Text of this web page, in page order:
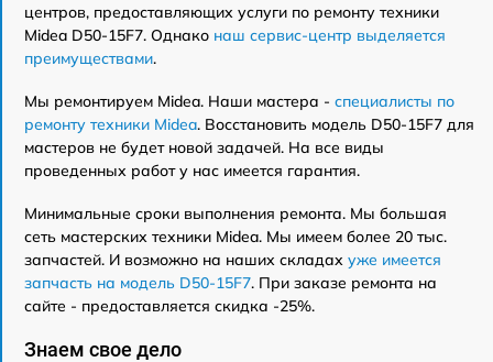
центров, предоставляющих услуги по ремонту техники
Midea D50-15F7. Однако наш сервис-центр выделяется
преимуществами.
Мы ремонтируем Midea. Наши мастера - специалисты по
ремонту техники Midea. Восстановить модель D50-15F7 для
мастеров не будет новой задачей. На все виды
проведенных работ у нас имеется гарантия.
Минимальные сроки выполнения ремонта. Мы большая
сеть мастерских техники Midea. Мы имеем более 20 тыс.
запчастей. И возможно на наших складах уже имеется
запчасть на модель D50-15F7. При заказе ремонта на
сайте - предоставляется скидка -25%.
Знаем свое дело